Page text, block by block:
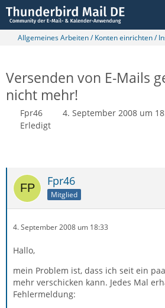
Allgemeines Arbeiten / Konten einrichten /
Versenden von E-Mails
nicht mehr!
Fpr46 4. September 2008 um
Erledigt
Fpr46
Mitglied
4. September 2008 um 18:33
Hallo,
mein Problem ist, dass ich seit ein
mehr verschicken kann. Jedes Mal
Fehlermeldung: